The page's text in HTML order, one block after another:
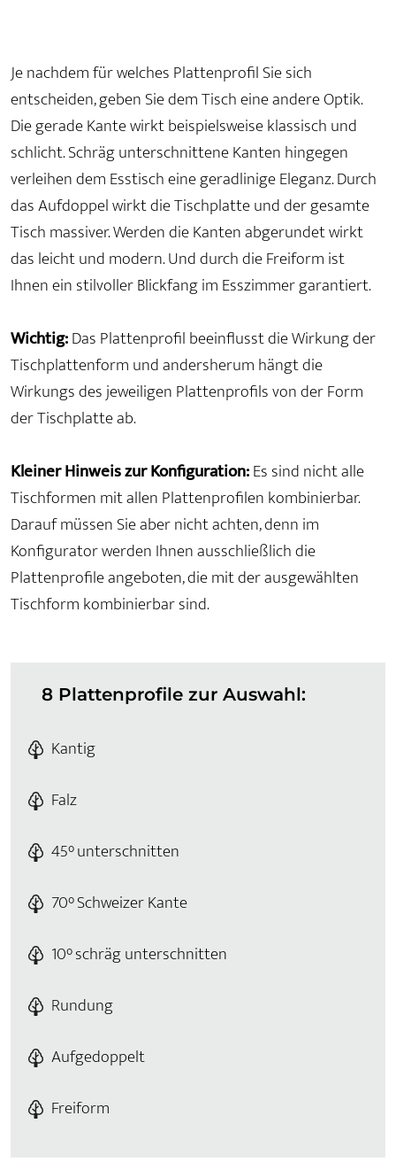
Je nachdem für welches Plattenprofil Sie sich
entscheiden, geben Sie dem Tisch eine andere Optik.
Die gerade Kante wirkt beispielsweise klassisch und
schlicht. Schräg unterschnittene Kanten hingegen
verleihen dem Esstisch eine geradlinige Eleganz. Durch
das Aufdoppel wirkt die Tischplatte und der gesamte
Tisch massiver. Werden die Kanten abgerundet wirkt
das leicht und modern. Und durch die Freiform ist
Ihnen ein stilvoller Blickfang im Esszimmer garantiert.
Wichtig:Das Plattenprofil beeinflusst die Wirkung der
Tischplattenform und andersherum hängt die
Wirkungs des jeweiligen Plattenprofils von der Form
der Tischplatte ab.
Kleiner Hinweis zur Konfiguration:Es sind nicht alle
Tischformen mit allen Plattenprofilen kombinierbar.
Darauf müssen Sie aber nicht achten, denn im
Konfigurator werden Ihnen ausschließlich die
Plattenprofile angeboten, die mit der ausgewählten
Tischform kombinierbar sind.
8 Plattenprofile zur Auswahl:
Kantig
Falz
45° unterschnitten
70° Schweizer Kante
10° schräg unterschnitten
Rundung
Aufgedoppelt
Freiform